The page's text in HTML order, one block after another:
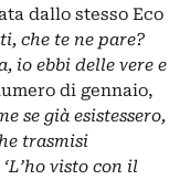
dallo stesso Eco
che te ne pare?
io ebbi delle vere e
di gennaio,
se già esistessero,
trasmisi
visto con il